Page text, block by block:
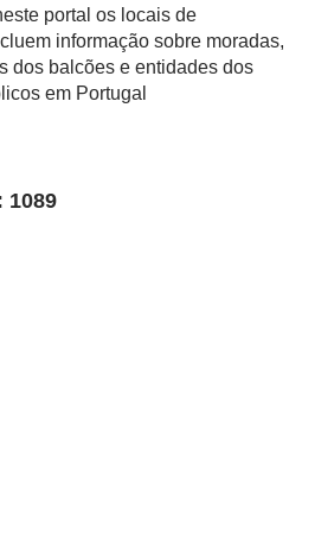
portal os locais de
informação sobre moradas,
dos balcões e entidades dos
em Portugal
1089